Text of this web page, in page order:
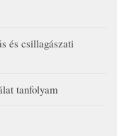
és csillagászati
tanfolyam